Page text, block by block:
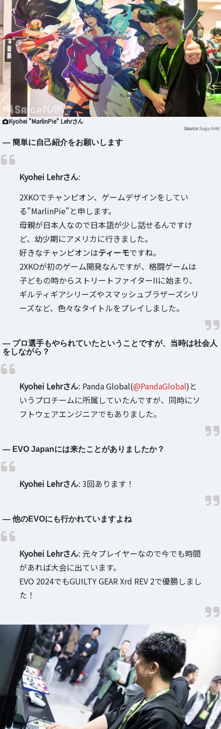
Kyohei "MarlinPie" Lehrさん
Saiga NAK
― 簡単に自己紹介をお願いします
Kyohei Lehrさん:
2XKOでチャンピオン、ゲームデザインをしてい
る"MarlinPie"と申します。
母親が日本人なので日本語が少し話せるんですけ
ど、幼少期にアメリカに行きました。
好きなチャンピオンはティーモですね。
2XKOが初のゲーム開発なんですが、格闘ゲームは
子どもの時からストリートファイターIIに始まり、
ギルティギアシリーズやスマッシュブラザーズシリ
ーズなど、色々なタイトルをプレイしました。
― プロ選手もやられていたということですが、当時は社会人
をしながら？
Kyohei Lehrさん: Panda Global(@PandaGlobal)と
いうプロチームに所属していたんですが、同時にソ
フトウェアエンジニアでもありました。
― EVO Japanには来たことがありましたか？
Kyohei Lehrさん: 3回あります！
― 他のEVOにも行かれていますよね
Kyohei Lehrさん: 元々プレイヤーなので今でも時間
があれば大会に出ています。
EVO 2024でもGUILTY GEAR Xrd REV 2で優勝しまし
た！